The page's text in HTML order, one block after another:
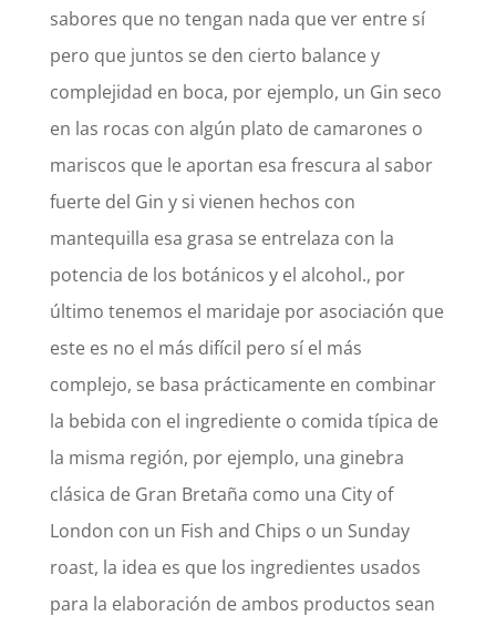
sabores que no tengan nada que ver entre sí
pero que juntos se den cierto balance y
complejidad en boca, por ejemplo, un Gin seco
en las rocas con algún plato de camarones o
mariscos que le aportan esa frescura al sabor
fuerte del Gin y si vienen hechos con
mantequilla esa grasa se entrelaza con la
potencia de los botánicos y el alcohol., por
último tenemos el maridaje por asociación que
este es no el más difícil pero sí el más
complejo, se basa prácticamente en combinar
la bebida con el ingrediente o comida típica de
la misma región, por ejemplo, una ginebra
clásica de Gran Bretaña como una City of
London con un Fish and Chips o un Sunday
roast, la idea es que los ingredientes usados
para la elaboración de ambos productos sean